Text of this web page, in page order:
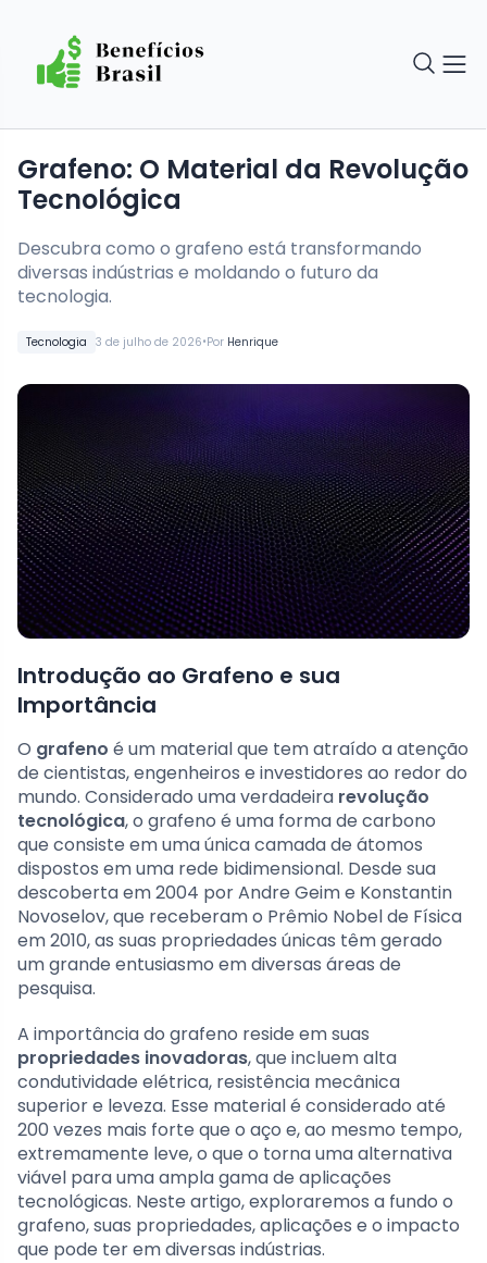
Tecnologia 3 de julho de 2026•Por Henrique
Grafeno: O Material da Revolução
Tecnológica
Descubra como o grafeno está transformando
diversas indústrias e moldando o futuro da
tecnologia.
Introdução ao Grafeno e sua
Importância
O grafeno é um material que tem atraído a atenção
de cientistas, engenheiros e investidores ao redor do
mundo. Considerado uma verdadeira revolução
tecnológica, o grafeno é uma forma de carbono
que consiste em uma única camada de átomos
dispostos em uma rede bidimensional. Desde sua
descoberta em 2004 por Andre Geim e Konstantin
Novoselov, que receberam o Prêmio Nobel de Física
em 2010, as suas propriedades únicas têm gerado
um grande entusiasmo em diversas áreas de
pesquisa.
A importância do grafeno reside em suas
propriedades inovadoras, que incluem alta
condutividade elétrica, resistência mecânica
superior e leveza. Esse material é considerado até
200 vezes mais forte que o aço e, ao mesmo tempo,
extremamente leve, o que o torna uma alternativa
viável para uma ampla gama de aplicações
tecnológicas. Neste artigo, exploraremos a fundo o
grafeno, suas propriedades, aplicações e o impacto
que pode ter em diversas indústrias.